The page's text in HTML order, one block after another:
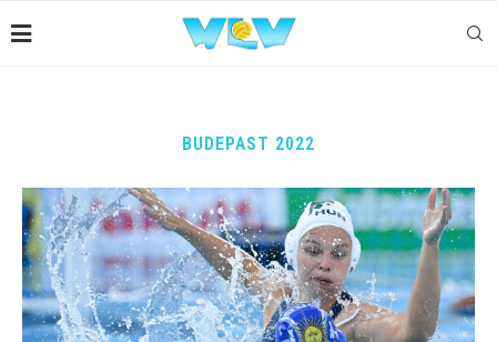
BUDEPAST 2022